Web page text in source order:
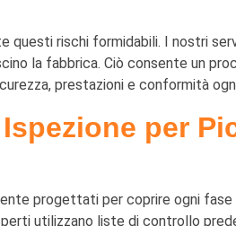
rischi formidabili. I nostri
la fabbrica. Ciò consente un
prestazioni e conformità
per
progettati per coprire ogni
utilizzano liste di controllo